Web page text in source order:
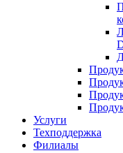
Услуги
Техподдержка
Филиалы